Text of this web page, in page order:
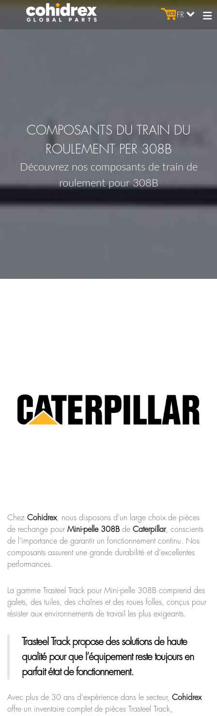
FR
COMPOSANTS DU TRAIN DU
ROULEMENT PER 308B
Découvrez nos composants de train de
roulement pour 308B
Chez Cohidrex, nous disposons d’un large choix de pièces
de rechange pour Mini-pelle 308B de Caterpillar, conscients
de l’importance de garantir un fonctionnement continu. Nos
composants assurent une grande durabilité et d’excellentes
performances.
La gamme Trasteel Track pour Mini-pelle 308B comprend des
galets, des tuiles, des chaînes et des roues folles, conçus pour
résister aux environnements de travail les plus exigeants.
Trasteel Trackpropose des solutions de haute
qualité pour que l’équipement reste toujours en
parfait état de fonctionnement.
Avec plus de 30 ans d’expérience dans le secteur, Cohidrex
offre un inventaire complet de pièces Trasteel Track,